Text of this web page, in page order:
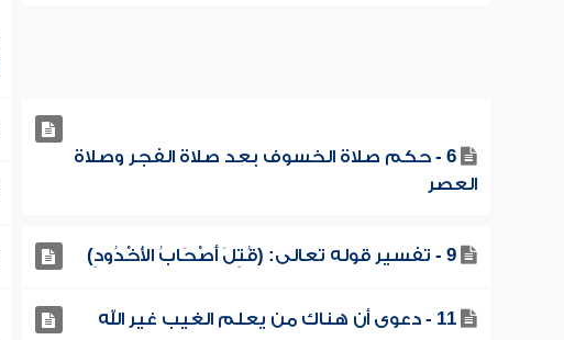
6 - حكم صلاة الخسوف بعد صلاة الفجر وصلاة
العصر
9 - تفسير قوله تعالى: (قُتِلَ أَصْحَابُ الأُخْدُودِ)
11 - دعوى أن هناك من يعلم الغيب غير الله